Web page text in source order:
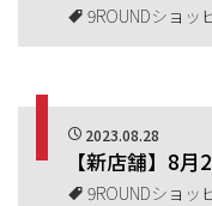
9ROUNDショ
2023.08.28
【新店舗】8
9ROUNDショ